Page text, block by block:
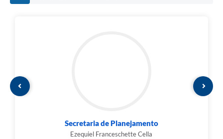
Secretaria de Planejamento
Ezequiel Franceschette Cella